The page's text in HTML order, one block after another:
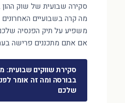
סקירה שבועית של שוק
מה קרה בשבועיים האחרונים
משפיע על תיק הפנסיה
אם אתם מתכננים פרישה
סקירת שווקים שבועית:
בבורסה ומה זה אומר
שלכם